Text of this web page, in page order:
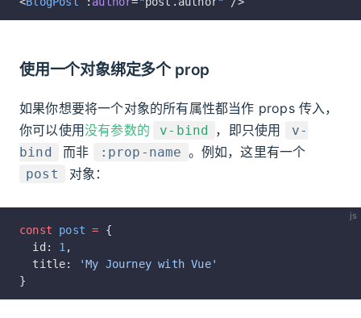
使用一个对象绑定多个 prop
如果你想要将一个对象的所有属性都当作 props 传入，
你可以使用没有参数的 v-bind ，即只使用
v-
bind
而非 :prop-name 。例如，这里有一个
post 对象：
js
const post = {
  id:
1 ,
  title:
'My Journey with Vue'
}